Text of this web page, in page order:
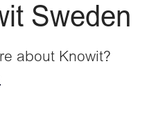
Sweden
about Knowit?